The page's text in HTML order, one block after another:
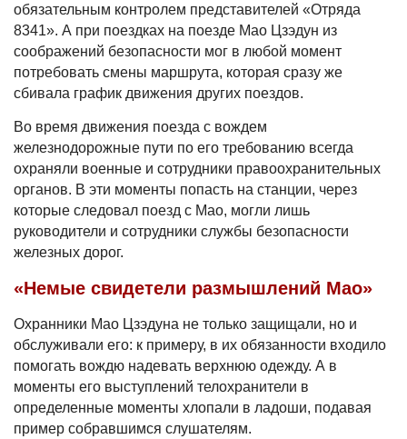
обязательным контролем представителей «Отряда
8341». А при поездках на поезде Мао Цзэдун из
соображений безопасности мог в любой момент
потребовать смены маршрута, которая сразу же
сбивала график движения других поездов.
Во время движения поезда с вождем
железнодорожные пути по его требованию всегда
охраняли военные и сотрудники правоохранительных
органов. В эти моменты попасть на станции, через
которые следовал поезд с Мао, могли лишь
руководители и сотрудники службы безопасности
железных дорог.
«Немые свидетели размышлений Мао»
Охранники Мао Цзэдуна не только защищали, но и
обслуживали его: к примеру, в их обязанности входило
помогать вождю надевать верхнюю одежду. А в
моменты его выступлений телохранители в
определенные моменты хлопали в ладоши, подавая
пример собравшимся слушателям.